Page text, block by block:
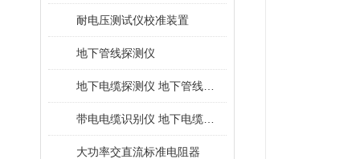
耐电压测试仪校准装置
地下管线探测仪
大功率交直流标准电阻器